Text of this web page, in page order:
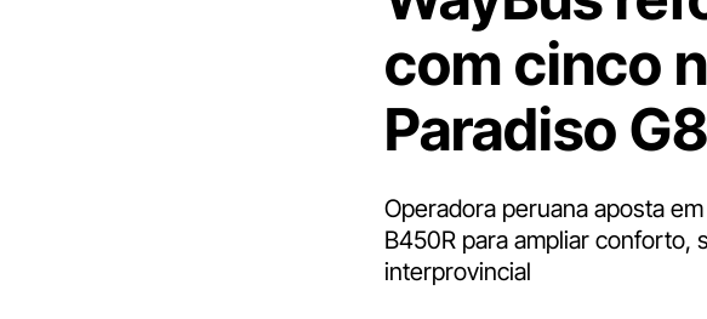
com cinco
Paradiso
Operadora peruana aposta
B450R para ampliar
interprovincial